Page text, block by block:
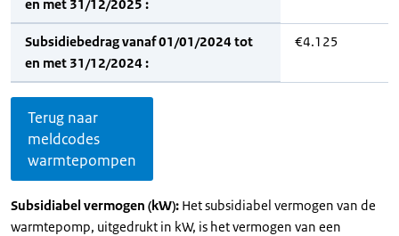
en met 31/12/2025 :
Subsidiebedrag vanaf 01/01/2024 tot
en met 31/12/2024 :
€4.125
Terug naar
meldcodes
warmtepompen
Subsidiabel vermogen (kW): Het subsidiabel vermogen van de
warmtepomp, uitgedrukt in kW, is het vermogen van een